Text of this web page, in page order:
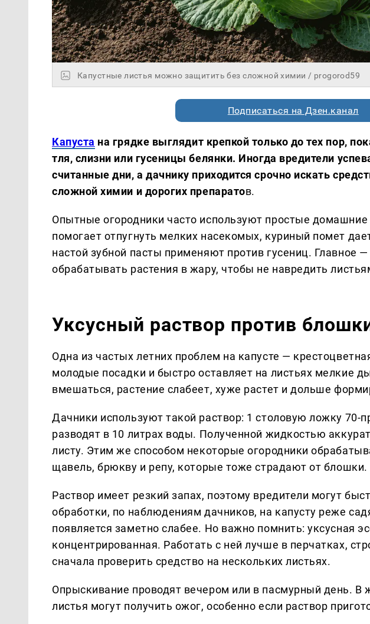
Капустные листья можно защитить без сложной химии / progorod59
Подписаться на Дзен.канал
Капуста на грядке выглядит крепкой только до тех пор,
тля, слизни или гусеницы белянки. Иногда вредители
считанные дни, а дачнику приходится срочно искать
сложной химии и дорогих препаратов.
Опытные огородники часто используют простые
помогает отпугнуть мелких насекомых, куриный помет
настой зубной пасты применяют против гусениц. Главное
обрабатывать растения в жару, чтобы не навредить
Уксусный раствор против
Одна из частых летних проблем на капусте —
молодые посадки и быстро оставляет на листьях мелкие
вмешаться, растение слабеет, хуже растет и дольше
Дачники используют такой раствор: 1 столовую ложку 70-
разводят в 10 литрах воды. Полученной жидкостью
листу. Этим же способом некоторые огородники
щавель, брюкву и репу, которые тоже страдают от блошки.
Раствор имеет резкий запах, поэтому вредители могут
обработки, по наблюдениям дачников, на капусту реже
появляется заметно слабее. Но важно помнить: уксусная
концентрированная. Работать с ней лучше в перчатках,
сначала проверить средство на нескольких листьях.
Опрыскивание проводят вечером или в пасмурный день.
листья могут получить ожог, особенно если раствор